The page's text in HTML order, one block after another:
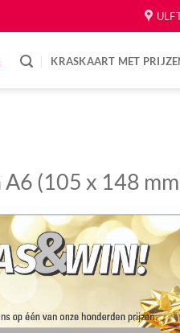
KRASKAART MET
(105 x 148